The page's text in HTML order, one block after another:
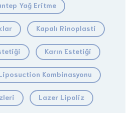
Yağ Eritme
Kapalı Rinoplasti
Karın Estetiği
Kombinasyonu
Lazer Lipoliz